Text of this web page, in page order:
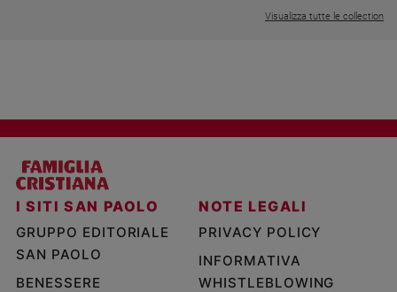
Visualizza tutte le collection
I SITI SAN PAOLO
GRUPPO EDITORIALE
SAN PAOLO
BENESSERE
NOTE LEGALI
PRIVACY POLICY
INFORMATIVA
WHISTLEBLOWING